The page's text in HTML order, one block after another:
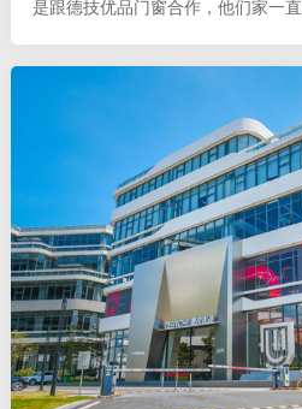
是跟德技优品门窗合作，他们家一
是前十，而且他们家